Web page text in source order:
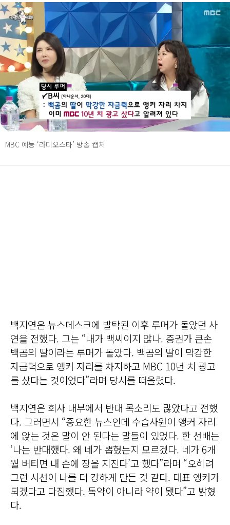
MBC 예능 ‘라디오스타’ 방송 캡처
백지연은 뉴스데스크에 발탁된 이후 루머가 돌았던 사
연을 전했다. 그는 “내가 백씨이지 않나. 증권가 큰손
백곰의 딸이라는 루머가 돌았다. 백곰의 딸이 막강한
자금력으로 앵커 자리를 차지하고 MBC 10년 치 광고
를 샀다는 것이었다”라며 당시를 떠올렸다.
백지연은 회사 내부에서 반대 목소리도 많았다고 전했
다. 그러면서 “중요한 뉴스인데 수습사원이 앵커 자리
에 앉는 것은 말이 안 된다는 말들이 있었다. 한 선배는
‘나는 반대했다. 왜 네가 뽑혔는지 모르겠다. 네가 6개
월 버티면 내 손에 장을 지진다’고 했다”라며 “오히려
그런 시선이 나를 더 강하게 만든 것 같다. 대표 앵커가
되겠다고 다짐했다. 독약이 아니라 약이 됐다”고 밝혔
다.